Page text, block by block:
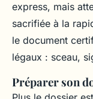
express, mais
sacrifiée à la
le document
légaux : sceau,
Préparer son